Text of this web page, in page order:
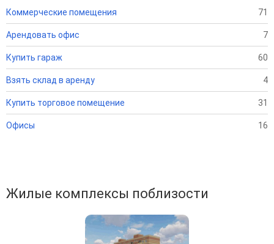
Коммерческие помещения 71
Арендовать офис 7
Купить гараж 60
Взять склад в аренду 4
Купить торговое помещение 31
Офисы 16
Жилые комплексы поблизости